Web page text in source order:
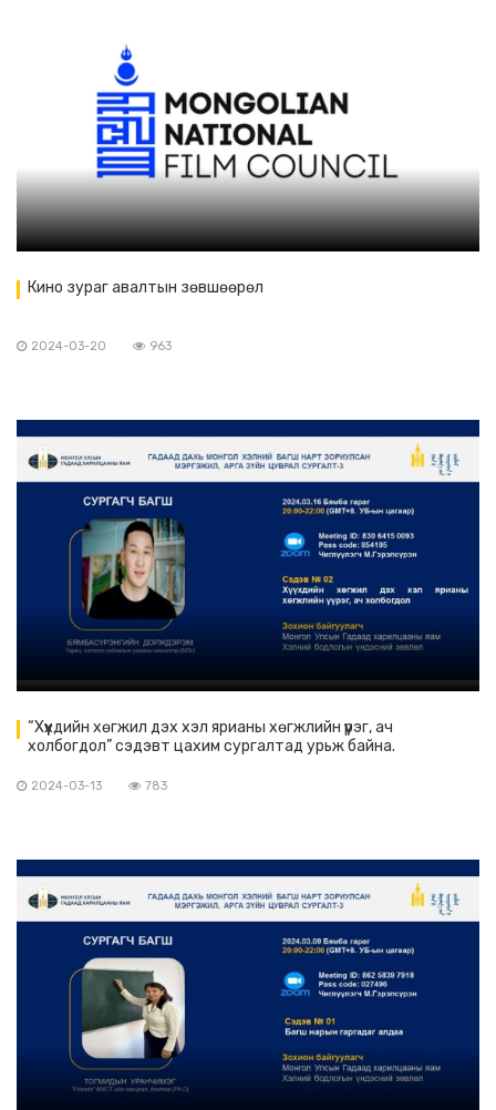
Кино зураг авалтын зөвшөөрөл
2024-03-20 963
“Хүүхдийн хөгжил дэх хэл ярианы хөгжлийн үүрэг, ач
холбогдол” сэдэвт цахим сургалтад урьж байна.
2024-03-13 783